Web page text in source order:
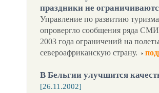
праздники не
Управление по развитию
опровергло сообщения ряда
2003 года ограничений на
североафриканскую страну.
В Бельгии улучшится
[26.11.2002]